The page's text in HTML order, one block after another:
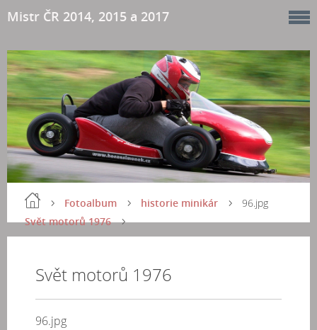
Mistr ČR 2014, 2015 a 2017
Fotoalbum
historie minikár
Svět motorů 1976
96.jpg
Svět motorů 1976
96.jpg